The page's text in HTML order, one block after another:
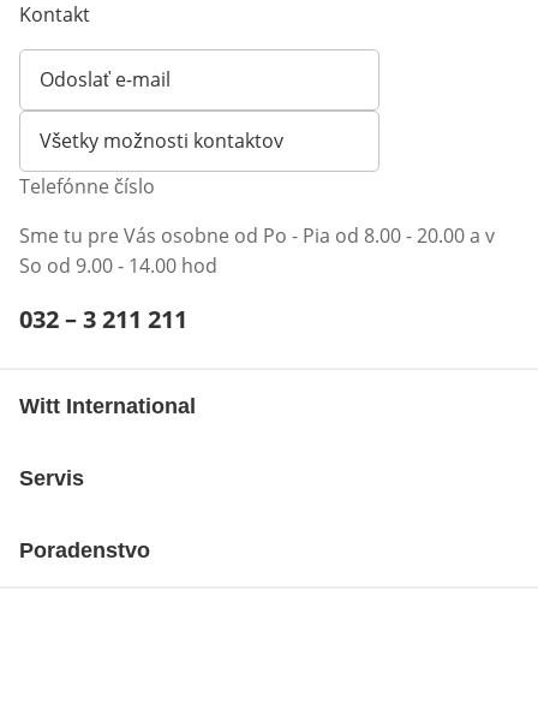
Kontakt
Odoslať e-mail
Otvorí e-mailového klienta
Všetky možnosti kontaktov
Telefónne číslo
Sme tu pre Vás osobne od Po - Pia od 8.00 - 20.00 a v
So od 9.00 - 14.00 hod
Telefónne číslo:
032 – 3 211 211
Witt International
Servis
Poradenstvo